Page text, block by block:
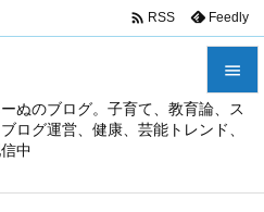
ぬのブログ。子育て、教育論、ス
ログ運営、健康、芸能トレンド、
中


メニュ
前へ
 RSS Feedly